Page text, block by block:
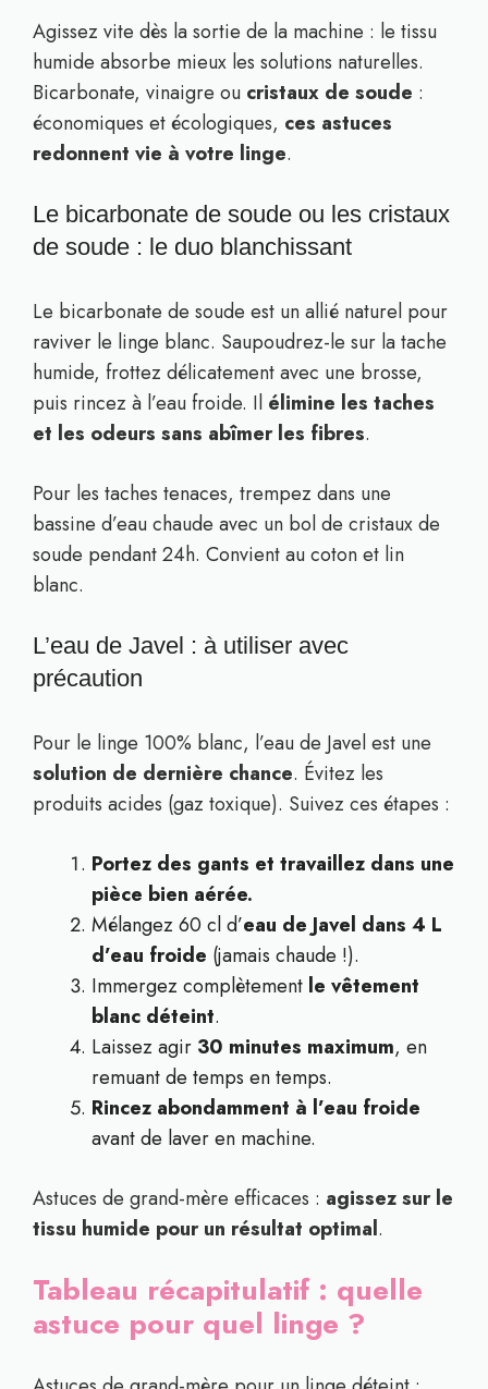
Agissez vite dès la sortie de la machine : le tissu
humide absorbe mieux les solutions naturelles.
Bicarbonate, vinaigre ou cristaux de soude :
économiques et écologiques, ces astuces
redonnent vie à votre linge.
Le bicarbonate de soude ou les cristaux
de soude : le duo blanchissant
Le bicarbonate de soude est un allié naturel pour
raviver le linge blanc. Saupoudrez-le sur la tache
humide, frottez délicatement avec une brosse,
puis rincez à l’eau froide. Il élimine les taches
et les odeurs sans abîmer les fibres.
Pour les taches tenaces, trempez dans une
bassine d’eau chaude avec un bol de cristaux de
soude pendant 24h. Convient au coton et lin
blanc.
L’eau de Javel : à utiliser avec
précaution
Pour le linge 100% blanc, l’eau de Javel est une
solution de dernière chance. Évitez les
produits acides (gaz toxique). Suivez ces étapes :
Portez des gants et travaillez dans une
pièce bien aérée.
Mélangez 60 cl d’eau de Javel dans 4 L
d’eau froide (jamais chaude !).
Immergez complètement le vêtement
blanc déteint.
Laissez agir 30 minutes maximum, en
remuant de temps en temps.
Rincez abondamment à l’eau froide
avant de laver en machine.
Astuces de grand-mère efficaces : agissez sur le
tissu humide pour un résultat optimal.
Tableau récapitulatif : quelle
astuce pour quel linge ?